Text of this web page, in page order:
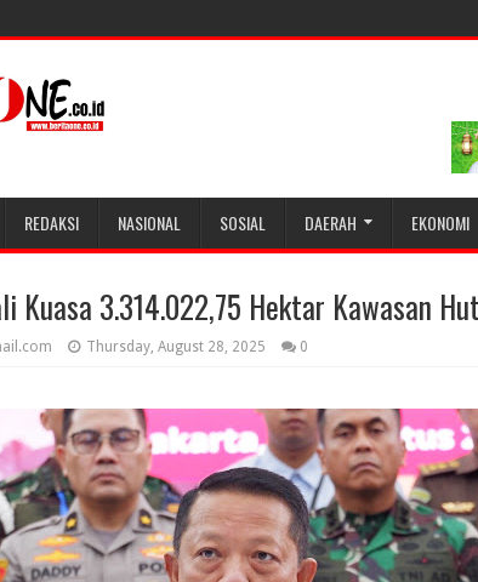
REDAKSI NASIONAL SOSIAL DAERAH EKONOMI
Kuasa 3.314.022,75 Hektar Kawasan
Thursday, August 28, 2025 0